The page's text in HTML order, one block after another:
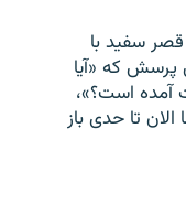
۱۵ اسد، در قصر سفید با
پرسش که «آیا
آمده است؟»،
تا حدی باز